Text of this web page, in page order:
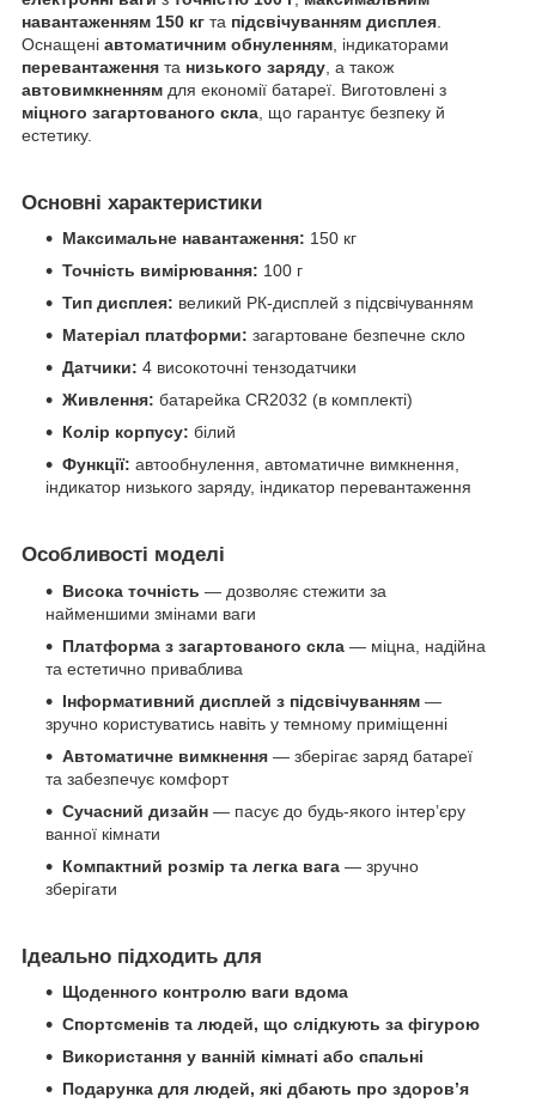
навантаженням 150 кг та підсвічуванням дисплея
Оснащені автоматичним обнуленням , індикаторами
перевантаження та низького заряду , а також
автовимкненням для економії батареї. Виготовлені з
міцного загартованого скла , що гарантує безпеку й
естетику.
Основні характеристики
Максимальне навантаження: 150 кг
Точність вимірювання: 100 г
Тип дисплея: великий РК-дисплей з підсвічуванням
Матеріал платформи: загартоване безпечне скло
Датчики: 4 високоточні тензодатчики
Живлення: батарейка CR2032 (в комплекті)
Колір корпусу: білий
Функції: автообнулення, автоматичне вимкнення,
індикатор низького заряду, індикатор перевантаження
Особливості моделі
Висока точність — дозволяє стежити за
найменшими змінами ваги
Платформа з загартованого скла — міцна, надійна
та естетично приваблива
Інформативний дисплей з підсвічуванням —
зручно користуватись навіть у темному приміщенні
Автоматичне вимкнення — зберігає заряд батареї
та забезпечує комфорт
Сучасний дизайн — пасує до будь-якого інтерʼєру
ванної кімнати
Компактний розмір та легка вага — зручно
зберігати
Ідеально підходить для
Щоденного контролю ваги вдома
Спортсменів та людей, що слідкують за фігурою
Використання у ванній кімнаті або спальні
Подарунка для людей, які дбають про здоровʼя